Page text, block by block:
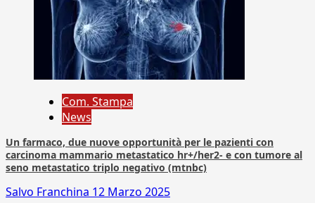
Com. Stampa
News
Un farmaco, due nuove opportunità per le pazienti con
carcinoma mammario metastatico hr+/her2- e con tumore al
seno metastatico triplo negativo (mtnbc)
Salvo Franchina 12 Marzo 2025